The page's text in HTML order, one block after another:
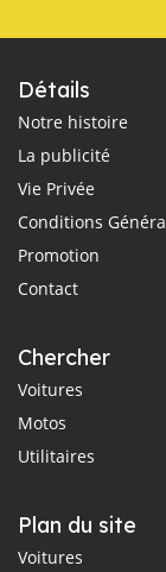
Détails
Notre histoire
La publicité
Vie Privée
Conditions
Promotion
Contact
Chercher
Voitures
Motos
Utilitaires
Plan du site
Voitures